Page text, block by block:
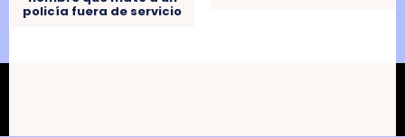
policía fuera de servicio